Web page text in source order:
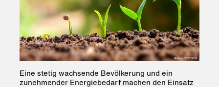
Eine stetig wachsende Bevölkerung und ein
zunehmender Energiebedarf machen den Einsatz